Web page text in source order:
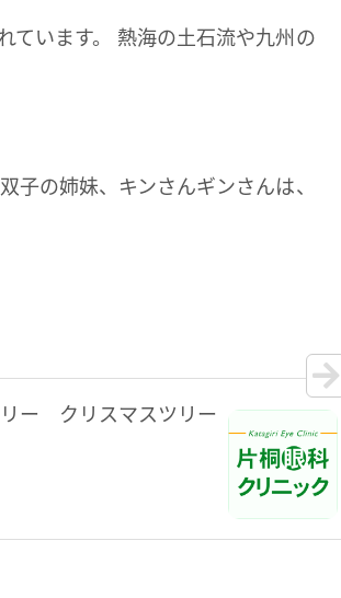
ています。 熱海の土石流や九州の
子の姉妹、キンさんギンさんは、
ー クリスマスツリー